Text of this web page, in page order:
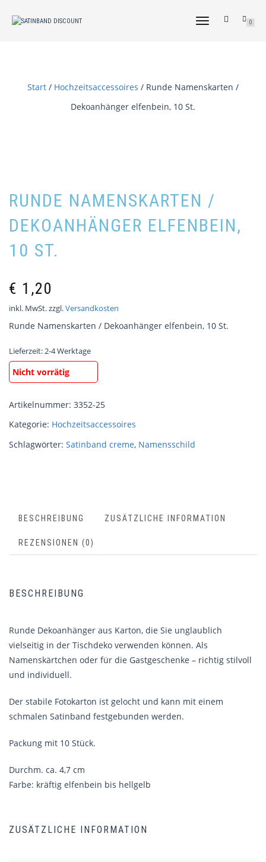
NAVIGATION
0
Start / Hochzeitsaccessoires / Runde Namenskarten /
Dekoanhänger elfenbein, 10 St.
RUNDE NAMENSKARTEN /
DEKOANHÄNGER ELFENBEIN,
10 ST.
€ 1,20
inkl. MwSt.zzgl.Versandkosten
Runde Namenskarten / Dekoanhänger elfenbein, 10 St.
Lieferzeit:2-4 Werktage
Nicht vorrätig
Artikelnummer: 3352-25
Kategorie: Hochzeitsaccessoires
Schlagwörter: Satinband creme, Namensschild
BESCHREIBUNG ZUSÄTZLICHE INFORMATION
REZENSIONEN (0)
BESCHREIBUNG
Runde Dekoanhänger aus Karton, die Sie unglaublich
vielseitig in der Tischdeko verwenden können. Als
Namenskärtchen oder für die Gastgeschenke – richtig stilvoll
und individuell.
Der stabile Fotokarton ist gelocht und kann mit einem
schmalen Satinband festgebunden werden.
Packung mit 10 Stück.
Durchm. ca. 4,7 cm
Farbe: kräftig elfenbein bis hellgelb
ZUSÄTZLICHE INFORMATION